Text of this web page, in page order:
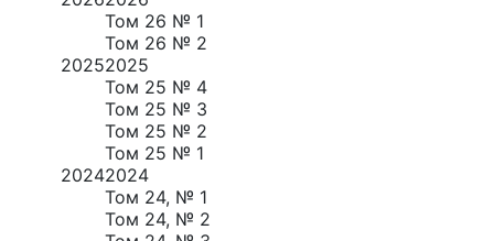
Том 26 № 1
Том 26 № 2
20252025
Том 25 № 4
Том 25 № 3
Том 25 № 2
Том 25 № 1
20242024
Том 24, № 1
Том 24, № 2